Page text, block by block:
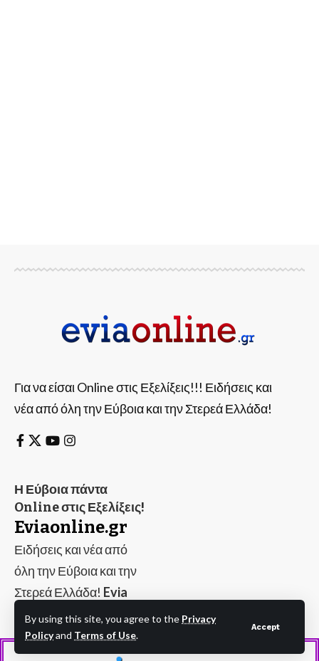
By using this site, you agree to the Privacy
Policyand Terms of Use.
Accept
Για να είσαι Online στις Εξελίξεις!!! Ειδήσεις και
νέα από όλη την Εύβοια και την Στερεά Ελλάδα!
Η Εύβοια πάντα
Online στις Εξελίξεις!
Eviaonline.gr
Ειδήσεις και νέα από
όλη την Εύβοια και την
Στερεά Ελλάδα! Evia
Online